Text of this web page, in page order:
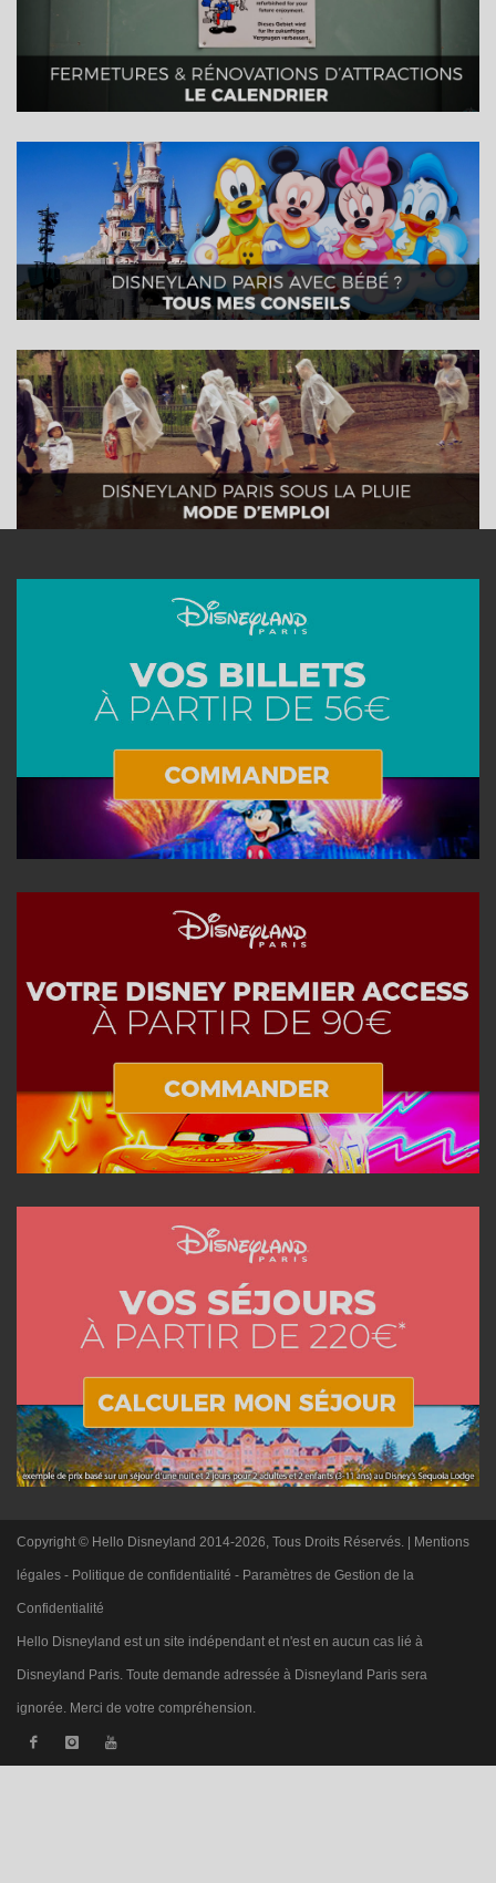
Copyright © Hello Disneyland 2014-2026, Tous Droits Réservés. | Mentions
légales - Politique de confidentialité - Paramètres de Gestion de la
Confidentialité
Hello Disneyland est un site indépendant et n'est en aucun cas lié à
Disneyland Paris. Toute demande adressée à Disneyland Paris sera
ignorée. Merci de votre compréhension.